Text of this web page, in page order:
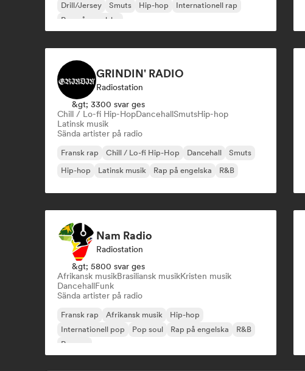
Drill/Jersey
Smuts Hip-hop
Internationell rap
Rap på engelska
GRINDIN' RADIO
Radiostation
&gt; 3300 svar ges
Chill / Lo-fi Hip-HopDancehallSmutsHip-hop
Latinsk musik
Sända artister på radio
Fransk rap Chill / Lo-fi Hip-Hop Dancehall
Smuts
Hip-hop
Latinsk musik Rap på engelska R&B
Nam Radio
Radiostation
&gt; 5800 svar ges
Afrikansk musikBrasiliansk musikKristen musik
DancehallFunk
Sända artister på radio
Fransk rap Afrikansk musik
Hip-hop
Internationell pop
Pop soul Rap på engelska
R&B
Reggae